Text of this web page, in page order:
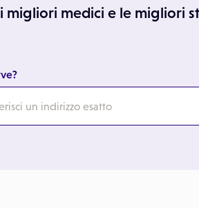
migliori medici e le migliori